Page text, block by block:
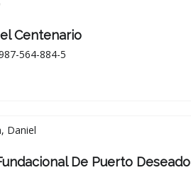
Centenario
564-884-5
Daniel
De Puerto Deseado